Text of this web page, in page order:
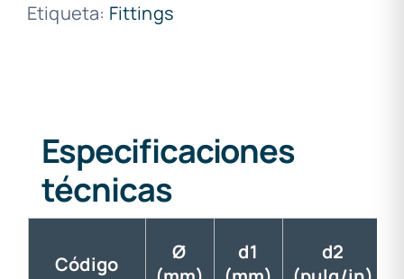
Etiqueta: Fittings
Especificaciones
técnicas
Código
Ø
d1
d2